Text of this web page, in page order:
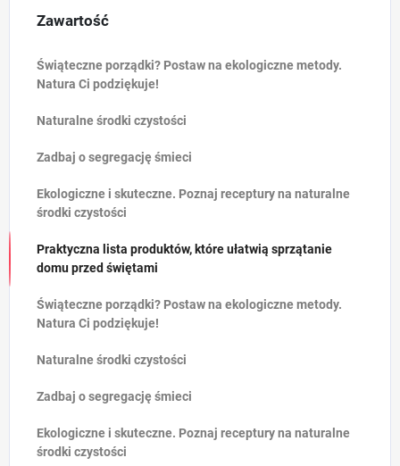
Zawartość
Świąteczne porządki? Postaw na ekologiczne metody.
Natura Ci podziękuje!
Naturalne środki czystości
Zadbaj o segregację śmieci
Ekologiczne i skuteczne. Poznaj receptury na naturalne
środki czystości
Praktyczna lista produktów, które ułatwią sprzątanie
domu przed świętami
Świąteczne porządki? Postaw na ekologiczne metody.
Natura Ci podziękuje!
Naturalne środki czystości
Zadbaj o segregację śmieci
Ekologiczne i skuteczne. Poznaj receptury na naturalne
środki czystości